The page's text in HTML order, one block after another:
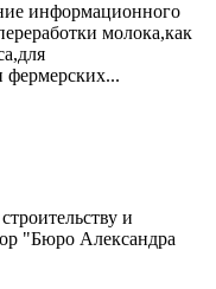
информационного
молока,как
фермерских...
и
"Бюро Александра